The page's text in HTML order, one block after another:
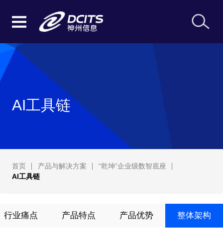
AI工具链
首页 产品与解决方案
“乾坤”企业级数智底座
AI工具链
行业痛点 产品特点 产品优势 整体架构